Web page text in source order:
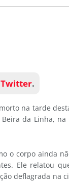
Twitter.
na tarde
da Linha,
o corpo ainda
Ele relatou
deflagrada na